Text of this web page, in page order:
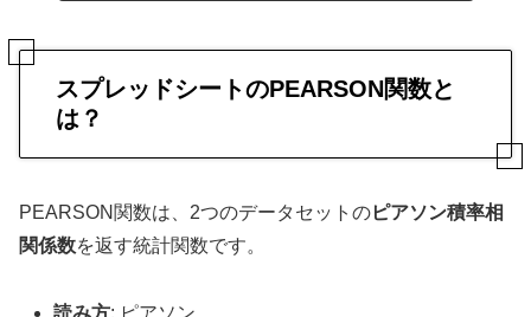
スプレッドシートのPEARSON関数と
は？
PEARSON関数は、2つのデータセットのピアソン積率相
関係数を返す統計関数です。